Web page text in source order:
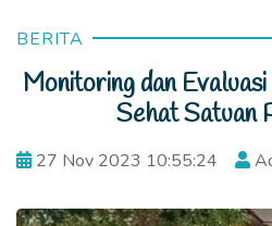
BERITA
Monitoring dan
Sehat Satuan
27 Nov 2023 10:55:24